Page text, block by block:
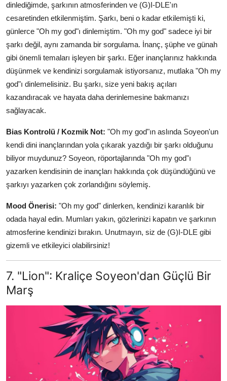
dinlediğimde, şarkının atmosferinden ve (G)I-DLE'ın
cesaretinden etkilenmiştim. Şarkı, beni o kadar etkilemişti ki,
günlerce "Oh my god"ı dinlemiştim. "Oh my god" sadece iyi bir
şarkı değil, aynı zamanda bir sorgulama. İnanç, şüphe ve günah
gibi önemli temaları işleyen bir şarkı. Eğer inançlarınız hakkında
düşünmek ve kendinizi sorgulamak istiyorsanız, mutlaka "Oh my
god"ı dinlemelisiniz. Bu şarkı, size yeni bakış açıları
kazandıracak ve hayata daha derinlemesine bakmanızı
sağlayacak.
Bias Kontrolü / Kozmik Not: "Oh my god"ın aslında Soyeon'un
kendi dini inançlarından yola çıkarak yazdığı bir şarkı olduğunu
biliyor muydunuz? Soyeon, röportajlarında "Oh my god"ı
yazarken kendisinin de inançları hakkında çok düşündüğünü ve
şarkıyı yazarken çok zorlandığını söylemiş.
Mood Önerisi: "Oh my god" dinlerken, kendinizi karanlık bir
odada hayal edin. Mumları yakın, gözlerinizi kapatın ve şarkının
atmosferine kendinizi bırakın. Unutmayın, siz de (G)I-DLE gibi
gizemli ve etkileyici olabilirsiniz!
7. "Lion": Kraliçe Soyeon'dan Güçlü Bir
Marş